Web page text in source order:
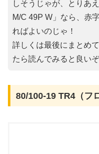
しそうじゃが、とりあ
M/C 49P W」なら、赤
ればよいのじゃ！
詳しくは最後にまとめ
たら読んでみると良いぞ
80/100-19 TR4（フ